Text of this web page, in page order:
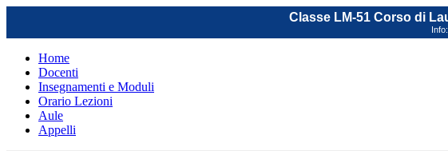
Classe LM-51 Corso di
Info:
Home
Docenti
Insegnamenti e Moduli
Orario Lezioni
Aule
Appelli